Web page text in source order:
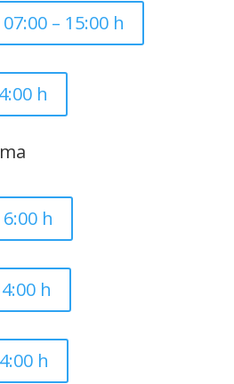
– 15:00 h
h
h
h
h